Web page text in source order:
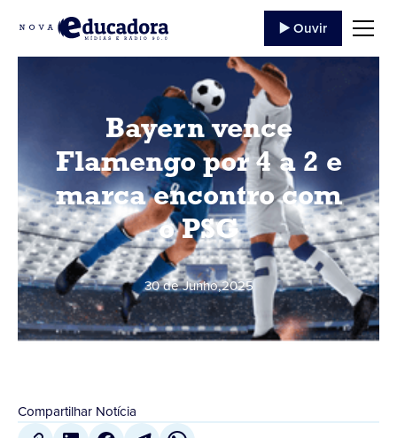
▶️ Ouvir
Bayern vence
Flamengo por 4 a 2 e
marca encontro com
o PSG
30 de Junho,2025
Compartilhar Notícia